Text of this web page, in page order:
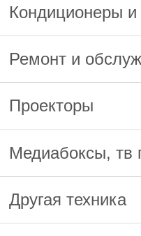
Кондиционеры и
Ремонт и
Проекторы
Медиабоксы, тв
Другая техника